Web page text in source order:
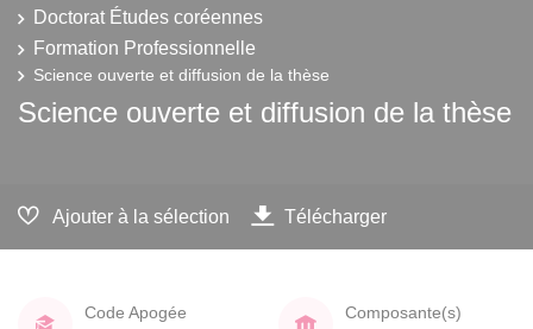
Doctorat Études coréennes
Formation Professionnelle
Science ouverte et diffusion de la thèse
Science ouverte et diffusion de la thèse
Ajouter à la sélection Télécharger
Code Apogée
Composante(s)